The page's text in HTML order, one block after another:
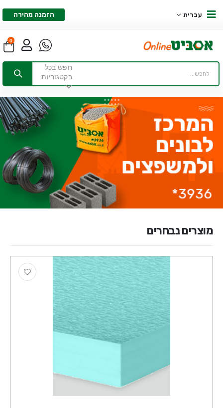
עברית הזמנה מהירה
0
חפש בכל
בקטגוריות
מוצרים נבחרים